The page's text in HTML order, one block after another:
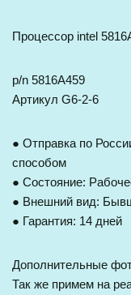
Процессор intel
p/n 5816A459
Артикул G6-2-6
● Отправка по
способом
● Состояние:
● Внешний вид:
● Гарантия: 14 дней
Дополнительные
Так же примем на